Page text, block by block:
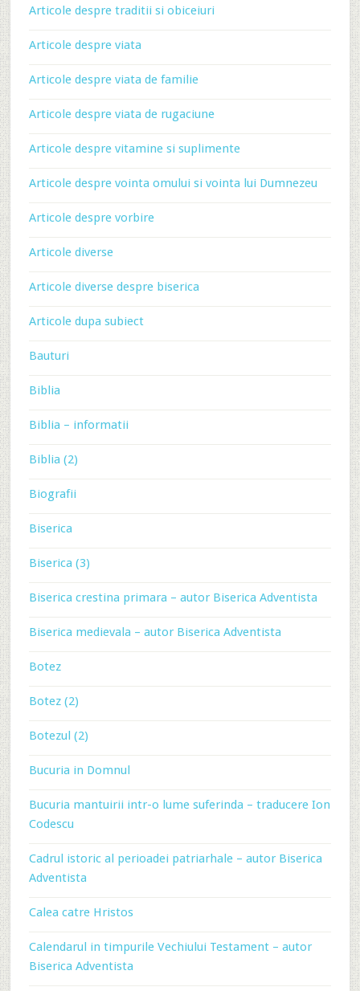
Articole despre traditii si obiceiuri
Articole despre viata
Articole despre viata de familie
Articole despre viata de rugaciune
Articole despre vitamine si suplimente
Articole despre vointa omului si vointa lui Dumnezeu
Articole despre vorbire
Articole diverse
Articole diverse despre biserica
Articole dupa subiect
Bauturi
Biblia
Biblia – informatii
Biblia (2)
Biografii
Biserica
Biserica (3)
Biserica crestina primara – autor Biserica Adventista
Biserica medievala – autor Biserica Adventista
Botez
Botez (2)
Botezul (2)
Bucuria in Domnul
Bucuria mantuirii intr-o lume suferinda – traducere Ion
Codescu
Cadrul istoric al perioadei patriarhale – autor Biserica
Adventista
Calea catre Hristos
Calendarul in timpurile Vechiului Testament – autor
Biserica Adventista